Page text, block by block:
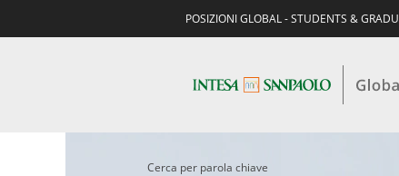
POSIZIONI GLOBAL - STUDENTS &
Cerca per parola chiave